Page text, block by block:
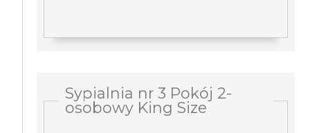
Sypialnia nr 3 Pokój 2-
osobowy King Size